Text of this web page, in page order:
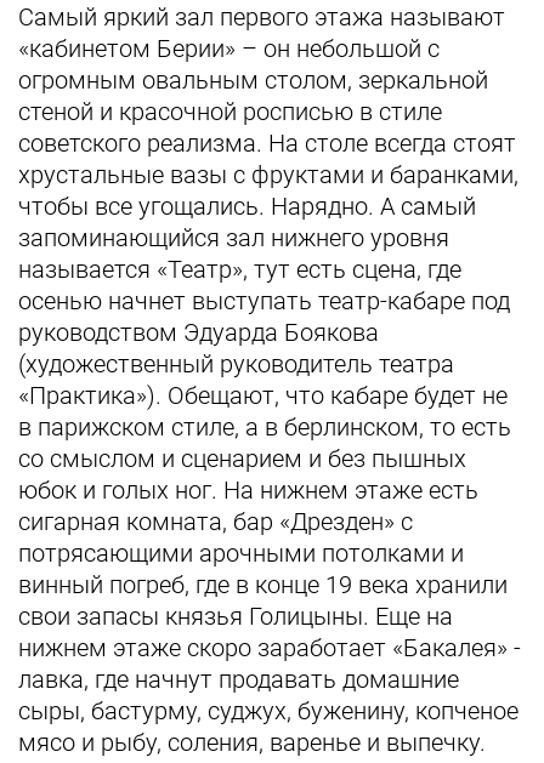
Самый яркий зал первого этажа называют
«кабинетом Берии» – он небольшой с
огромным овальным столом, зеркальной
стеной и красочной росписью в стиле
советского реализма. На столе всегда стоят
хрустальные вазы с фруктами и баранками,
чтобы все угощались. Нарядно. А самый
запоминающийся зал нижнего уровня
называется «Театр», тут есть сцена, где
осенью начнет выступать театр-кабаре под
руководством Эдуарда Боякова
(художественный руководитель театра
«Практика»). Обещают, что кабаре будет не
в парижском стиле, а в берлинском, то есть
со смыслом и сценарием и без пышных
юбок и голых ног. На нижнем этаже есть
сигарная комната, бар «Дрезден» с
потрясающими арочными потолками и
винный погреб, где в конце 19 века хранили
свои запасы князья Голицыны. Еще на
нижнем этаже скоро заработает «Бакалея» -
лавка, где начнут продавать домашние
сыры, бастурму, суджух, буженину, копченое
мясо и рыбу, соления, варенье и выпечку.